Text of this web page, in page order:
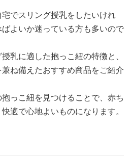
でスリング授乳をしたいけれ
よいか迷っている方も多いので
乳に適した抱っこ紐の特徴と、
ね備えたおすすめ商品をご紹介
っこ紐を見つけることで、赤ち
適で心地よいものになります。